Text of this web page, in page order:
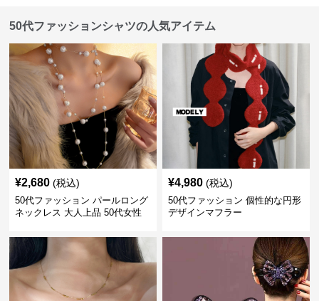
50代ファッションシャツの人気アイテム
¥2,680 (税込)
50代ファッション パールロング
ネックレス 大人上品 50代女性
¥4,980 (税込)
50代ファッション 個性的な円形
デザインマフラー